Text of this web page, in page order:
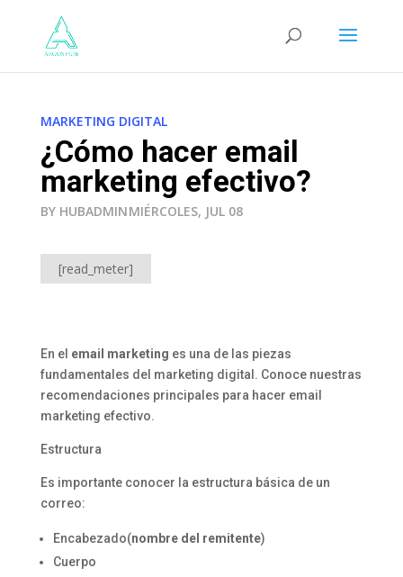
MARKETING DIGITAL
¿Cómo hacer email
marketing efectivo?
BY HUBADMINMIÉRCOLES, JUL 08
[read_meter]
En el email marketing es una de las piezas
fundamentales del marketing digital. Conoce nuestras
recomendaciones principales para hacer email
marketing efectivo.
Estructura
Es importante conocer la estructura básica de un
correo:
Encabezado(nombre del remitente)
Cuerpo